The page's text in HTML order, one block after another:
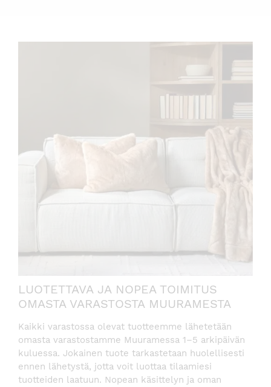
LUOTETTAVA JA NOPEA TOIMITUS
OMASTA VARASTOSTA MUURAMESTA
Kaikki varastossa olevat tuotteemme lähetetään
omasta varastostamme Muuramessa 1–5 arkipäivän
kuluessa. Jokainen tuote tarkastetaan huolellisesti
ennen lähetystä, jotta voit luottaa tilaamiesi
tuotteiden laatuun. Nopean käsittelyn ja oman